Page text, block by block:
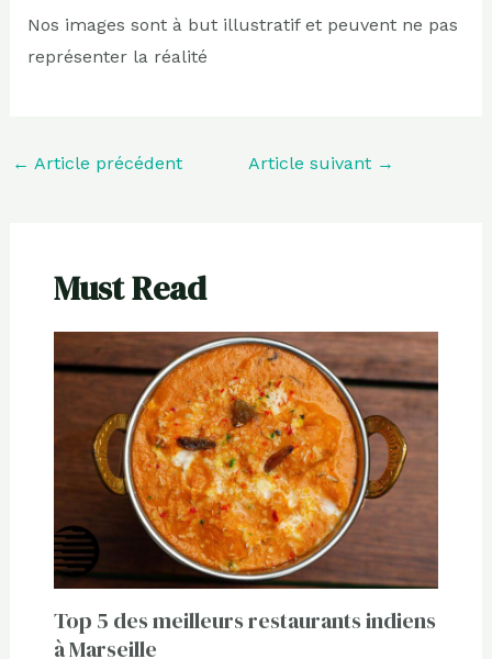
Nos images sont à but illustratif et peuvent ne pas
représenter la réalité
← Article précédent Article suivant →
Must Read
Top 5 des meilleurs restaurants indiens
à Marseille